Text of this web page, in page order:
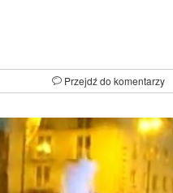
Przejdź do komentarzy